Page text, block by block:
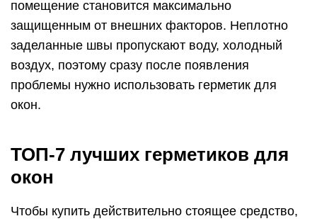
помещение становится максимально
защищенным от внешних факторов. Неплотно
заделанные швы пропускают воду, холодный
воздух, поэтому сразу после появления
проблемы нужно использовать герметик для
окон.
ТОП-7 лучших герметиков для
окон
Чтобы купить действительно стоящее средство,